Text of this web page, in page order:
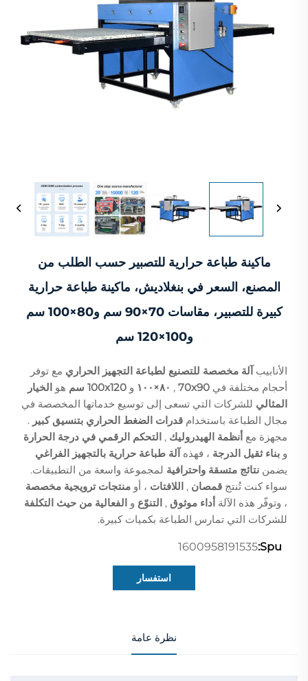
ماكينة طباعة حرارية للتصبير حسب الطلب من
المصنع، السعر في بنغلاديش، ماكينة طباعة حرارية
كبيرة للتصبير، مقاسات 70×90 سم و80×100 سم
و100×120 سم
الأنابيب آلة مخصصة للتصنيع لطباعة التجهيز الحراري مع توفر
أحجام مختلفة في 70x90
, ٨٠×١٠٠ و 100x120 سم هو الخيار
المثالي للشركات التي تسعى إلى توسيع خدماتها المخصصة في
مجال الطباعة باستخدام قدرات الضغط الحراري بتنسيق كبير .
مجهزة مع أنظمة الهيدروليك , التحكم الرقمي في درجة الحرارة
و بناء ثقيل الدرجة ، فهذه آلة طباعة حرارية بالتجهيز الفراغي
يضمن نتائج متسقة واحترافية لمجموعة واسعة من التطبيقات.
سواء كنت تُنتج قمصان , اللافتات ، أو منتجات ترويجية مخصصة
، وتوفّر هذه الآلة أداء موثوق , التنوّع و الفعالية من حيث التكلفة
للشركات التي تمارس الطباعة بكميات كبيرة.
Spu:
1600958191535
استفسار
نظرة عامة